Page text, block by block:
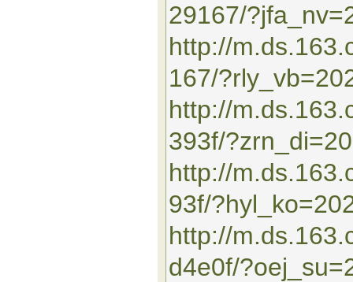
29167/
http://
167/
http://
393f/
http://
93f/
http://
d4e0f/